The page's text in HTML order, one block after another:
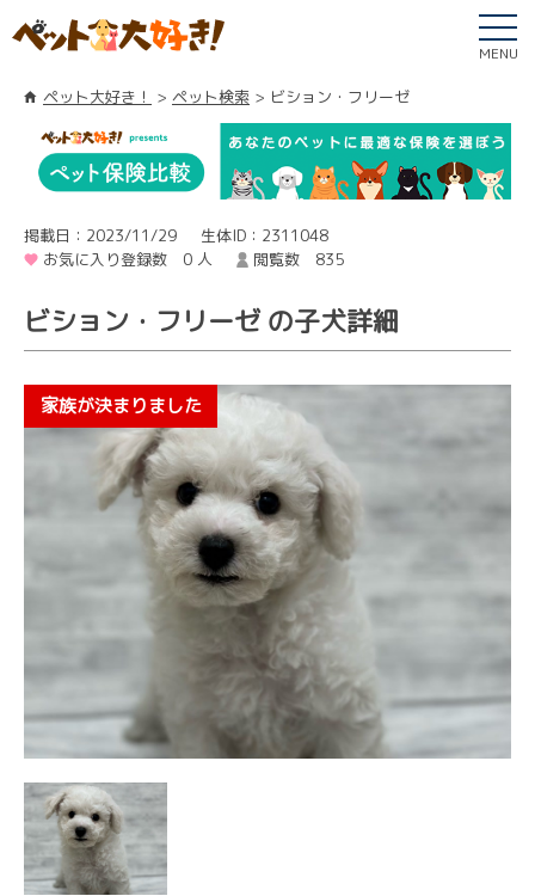
MENU
ペット大好き！ ペット検索 ビション・フリーゼ
掲載日：2023/11/29
生体ID：2311048
お気に入り登録数 0 人
閲覧数 835
ビション・フリーゼ の子犬詳細